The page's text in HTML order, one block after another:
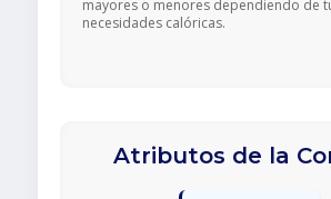
mayores o menores dependiendo de
necesidades calóricas.
Atributos de la